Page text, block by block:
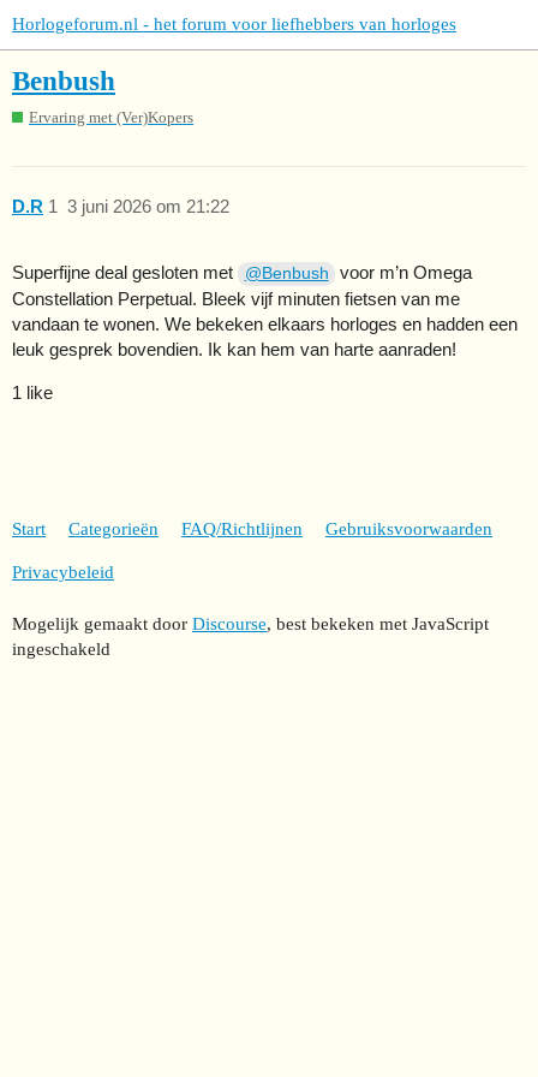
Horlogeforum.nl - het forum voor liefhebbers van horloges
Benbush
Ervaring met (Ver)Kopers
D.R 3 juni 2026 om 21:22
1
Superfijne deal gesloten met @Benbush
voor m’n Omega
Constellation Perpetual. Bleek vijf minuten fietsen van me
vandaan te wonen. We bekeken elkaars horloges en hadden een
leuk gesprek bovendien. Ik kan hem van harte aanraden!
1 like
Start Categorieën FAQ/Richtlijnen Gebruiksvoorwaarden
Privacybeleid
Mogelijk gemaakt door Discourse, best bekeken met JavaScript
ingeschakeld